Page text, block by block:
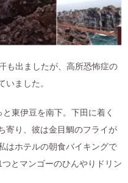
も出ましたが、高所恐怖症の
ました。
東伊豆を南下。下田に着く
寄り、彼は金目鯛のフライが
はホテルの朝食バイキングで
とマンゴーのひんやりドリン